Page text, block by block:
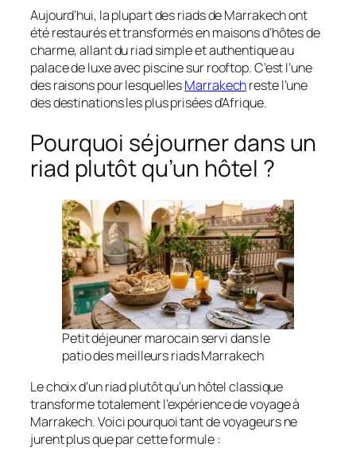
Aujourd’hui, la plupart des riads de Marrakech ont
été restaurés et transformés en maisons d’hôtes de
charme, allant du riad simple et authentique au
palace de luxe avec piscine sur rooftop. C’est l’une
des raisons pour lesquellesMarrakechreste l’une
des destinations les plus prisées d’Afrique.
Pourquoi séjourner dans un
riad plutôt qu’un hôtel ?
Petit déjeuner marocain servi dans le
patio des meilleurs riads Marrakech
Le choix d’un riad plutôt qu’un hôtel classique
transforme totalement l’expérience de voyage à
Marrakech. Voici pourquoi tant de voyageurs ne
jurent plus que par cette formule :